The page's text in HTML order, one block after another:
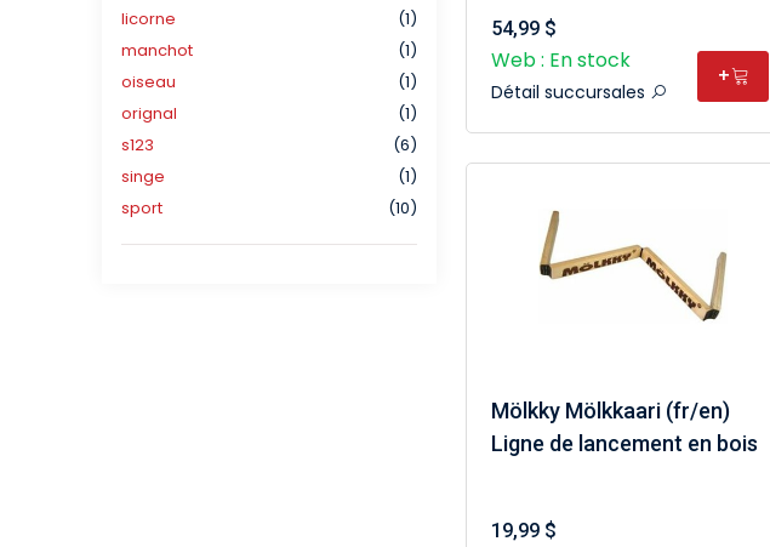
licorne
(1)
manchot
(1)
oiseau
(1)
orignal
(1)
s123
(6)
singe
(1)
sport
(10)
54,99 $
Web : En stock
Détail succursales
+
Mölkky Mölkkaari (fr/en)
Ligne de lancement en bois
19,99 $